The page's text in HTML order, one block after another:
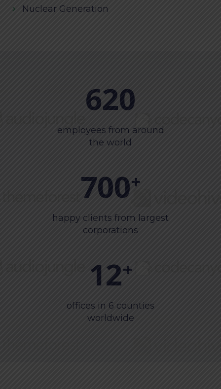
Nuclear Generation
620
employees from around
the world
700+
happy clients from largest
corporations
12+
offices in 6 counties
worldwide